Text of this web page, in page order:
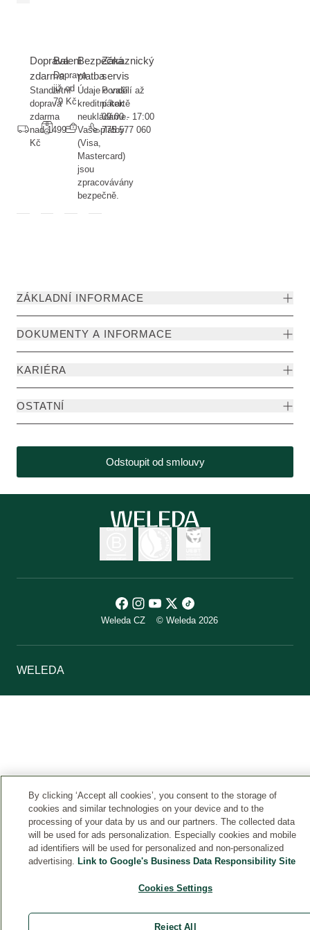
Doprava
zdarma
Standartní
doprava
zdarma
nad 1499
Kč
Balení
Doprava
již od
79 Kč
Bezpečná
platba
Údaje o vaší
kreditní kartě
neukládáme.
Vaše platby
(Visa,
Mastercard)
jsou
zpracovávány
bezpečně.
Zákaznický
servis
Pondělí až
pátek
09:00 - 17:00
775 577 060
ZÁKLADNÍ INFORMACE
DOKUMENTY A INFORMACE
KARIÉRA
OSTATNÍ
Odstoupit od smlouvy
Weleda CZ © Weleda 2026
WELEDA
By clicking ‘Accept all cookies’, you consent to the storage of
cookies and similar technologies on your device and to the
processing of your data by us and our partners. The collected data
will be used for ads personalization. Especially cookies and mobile
ad identifiers will be used for personalized and non-personalized
advertising. Link to Google's Business Data Responsibility Site
Cookies Settings
Reject All